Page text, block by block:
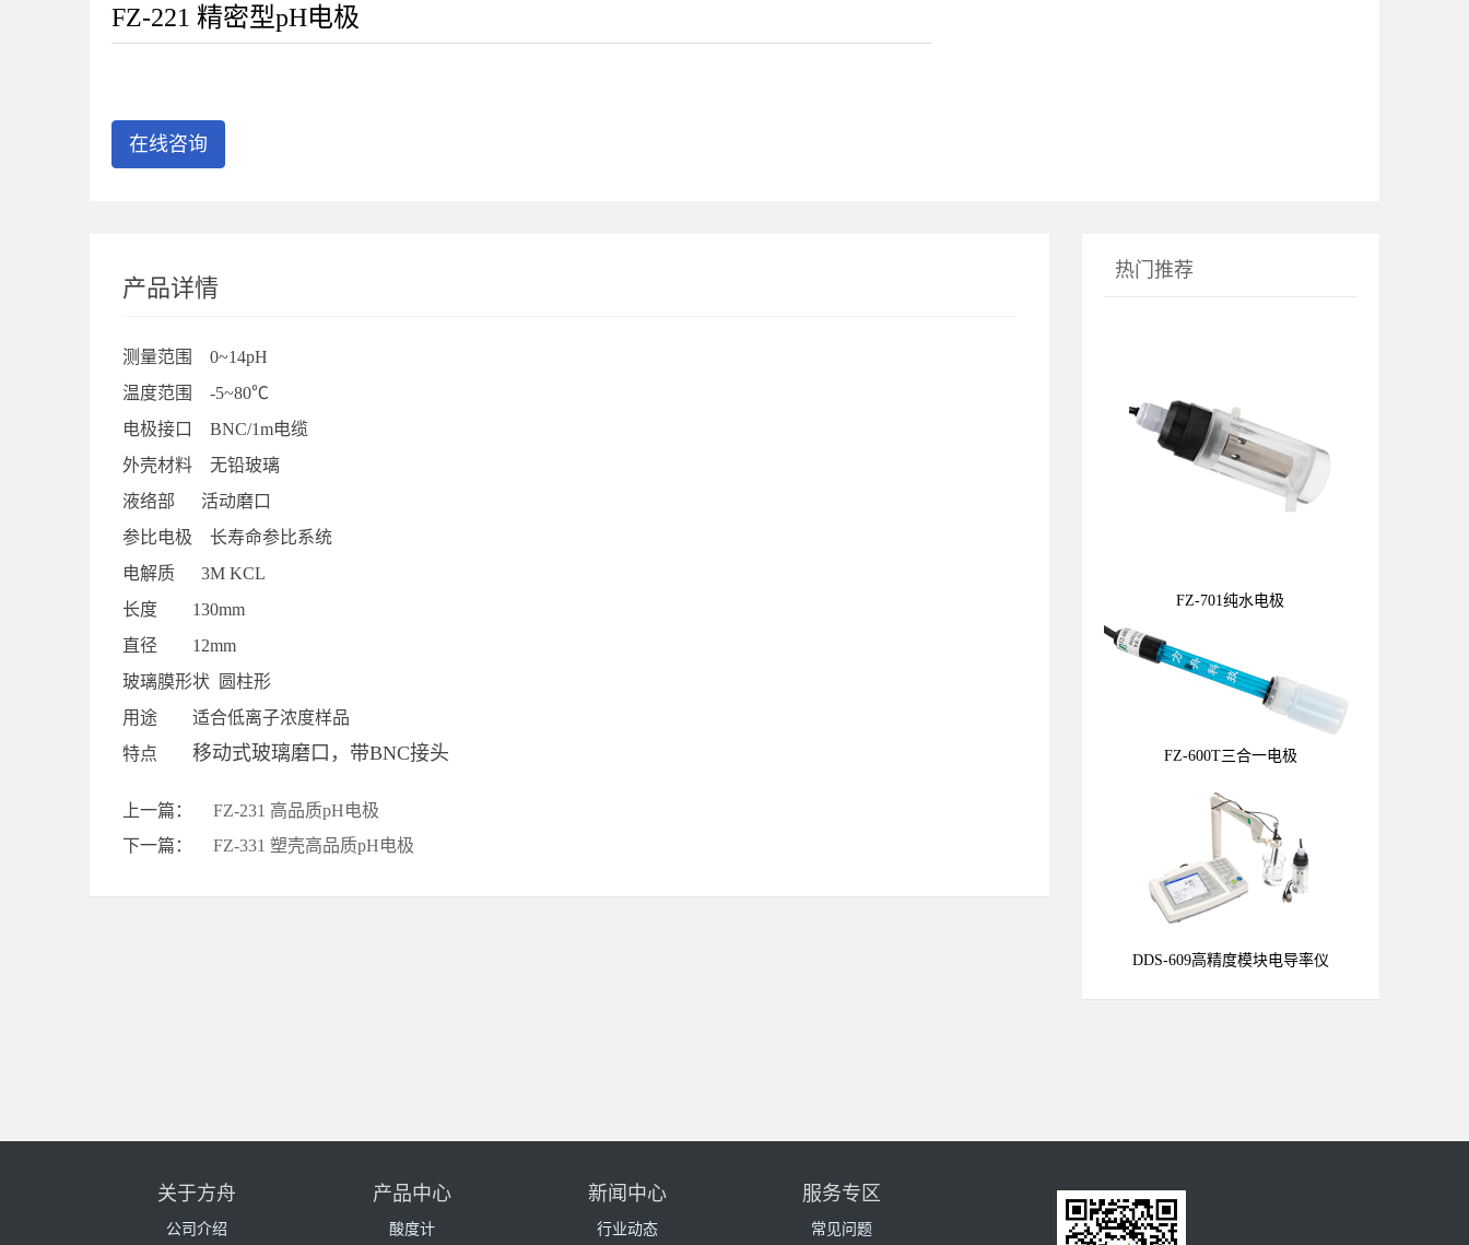
FZ-221 精密型pH电极
在线咨询
产品详情
测量范围 0~14pH
温度范围 -5~80℃
电极接口 BNC/1m电缆
外壳材料 无铅玻璃
液络部 活动磨口
参比电极 长寿命参比系统
电解质 3M KCL
长度 130mm
直径 12mm
玻璃膜形状 圆柱形
用途 适合低离子浓度样品
特点 移动式玻璃磨口，带BNC接头
上一篇：
FZ-231 高品质pH电极
下一篇：
FZ-331 塑壳高品质pH电极
热门推荐
FZ-701纯水电极
FZ-600T三合一电极
DDS-609高精度模块电导率仪
关于方舟
公司介绍
产品中心
酸度计
新闻中心
行业动态
服务专区
常见问题